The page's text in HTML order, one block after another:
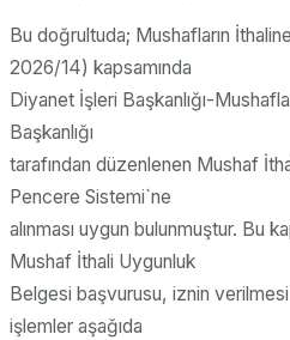
Bu doğrultuda; Mushafların
2026/14) kapsamında
Diyanet İşleri Başkanlığı-
Başkanlığı
tarafından düzenlenen Mushaf
Pencere Sistemi`ne
alınması uygun bulunmuştur. Bu
Mushaf İthali Uygunluk
Belgesi başvurusu, iznin verilmesi
işlemler aşağıda